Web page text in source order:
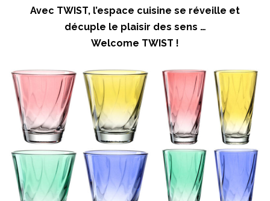
Avec TWIST, l’espace cuisine se réveille et
décuple le plaisir des sens …
Welcome TWIST !